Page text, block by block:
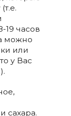
19 часов
можно
или
у Вас
сахара.